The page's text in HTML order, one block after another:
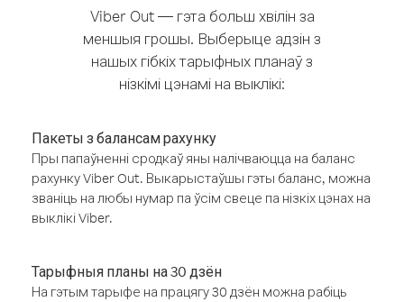
Viber Out — гэта больш хвілін за
меншыя грошы. Выберыце адзін з
нашых гібкіх тарыфных планаў з
нізкімі цэнамі на выклікі:
Пакеты з балансам рахунку
Пры папаўненні сродкаў яны налічваюцца на баланс
рахунку Viber Out. Выкарыстаўшы гэты баланс, можна
званіць на любы нумар па ўсім свеце па нізкіх цэнах на
выклікі Viber.
Тарыфныя планы на 30 дзён
На гэтым тарыфе на працягу 30 дзён можна рабіць